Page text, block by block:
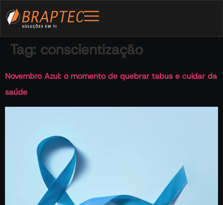
Tag: conscientização
Novembro Azul: o momento de quebrar tabus e cuidar da
saúde